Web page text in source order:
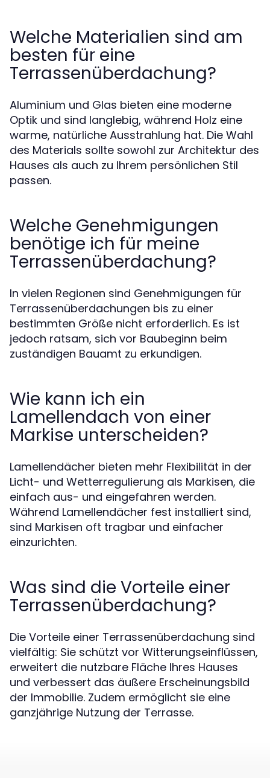
Welche Materialien sind am
besten für eine
Terrassenüberdachung?
Aluminium und Glas bieten eine moderne
Optik und sind langlebig, während Holz eine
warme, natürliche Ausstrahlung hat. Die Wahl
des Materials sollte sowohl zur Architektur des
Hauses als auch zu Ihrem persönlichen Stil
passen.
Welche Genehmigungen
benötige ich für meine
Terrassenüberdachung?
In vielen Regionen sind Genehmigungen für
Terrassenüberdachungen bis zu einer
bestimmten Größe nicht erforderlich. Es ist
jedoch ratsam, sich vor Baubeginn beim
zuständigen Bauamt zu erkundigen.
Wie kann ich ein
Lamellendach von einer
Markise unterscheiden?
Lamellendächer bieten mehr Flexibilität in der
Licht- und Wetterregulierung als Markisen, die
einfach aus- und eingefahren werden.
Während Lamellendächer fest installiert sind,
sind Markisen oft tragbar und einfacher
einzurichten.
Was sind die Vorteile einer
Terrassenüberdachung?
Die Vorteile einer Terrassenüberdachung sind
vielfältig: Sie schützt vor Witterungseinflüssen,
erweitert die nutzbare Fläche Ihres Hauses
und verbessert das äußere Erscheinungsbild
der Immobilie. Zudem ermöglicht sie eine
ganzjährige Nutzung der Terrasse.